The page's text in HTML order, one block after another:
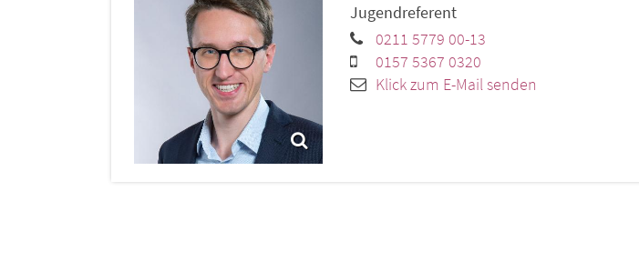
Jugendreferent
0211 5779 00-13
0157 5367 0320
Klick zum E-Mail senden